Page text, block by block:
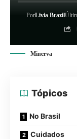
PorLivia Brazil
Minerva
Tópicos
No Brasil
Cuidados